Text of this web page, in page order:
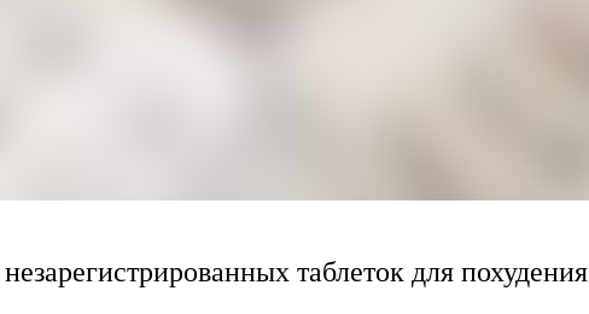
незарегистрированных таблеток для похудения